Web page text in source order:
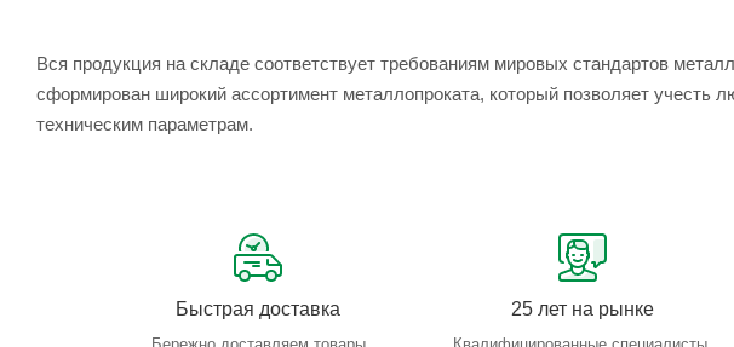
Вся продукция на складе соответствует требованиям мировых стандартов
сформирован широкий ассортимент металлопроката, который позволяет учесть
техническим параметрам.
Быстрая доставка 25 лет на рынке